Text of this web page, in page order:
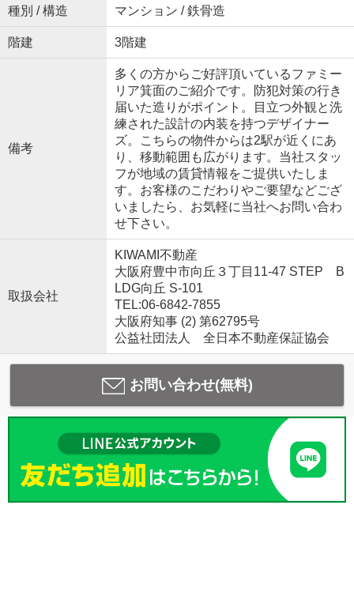
種別 / 構造 マンション / 鉄骨造
階建 3階建
備考
多くの方からご好評頂いているファミー
リア箕面のご紹介です。防犯対策の行き
届いた造りがポイント。目立つ外観と洗
練された設計の内装を持つデザイナー
ズ。こちらの物件からは2駅が近くにあ
り、移動範囲も広がります。当社スタッ
フが地域の賃貸情報をご提供いたしま
す。お客様のこだわりやご要望などござ
いましたら、お気軽に当社へお問い合わ
せ下さい。
取扱会社
KIWAMI不動産
大阪府豊中市向丘３丁目11-47 STEP B
LDG向丘 S-101
TEL:06-6842-7855
大阪府知事 (2) 第62795号
公益社団法人 全日本不動産保証協会
お問い合わせ(無料)